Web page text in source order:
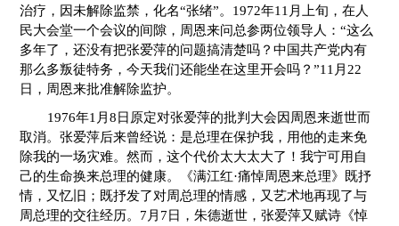
治疗，因未解除监禁，化名“张绪”。1972年11月上旬，在人
民大会堂一个会议的间隙，周恩来问总参两位领导人：“这么
多年了，还没有把张爱萍的问题搞清楚吗？中国共产党内有
那么多叛徒特务，今天我们还能坐在这里开会吗？”11月22
日，周恩来批准解除监护。
1976年1月8日原定对张爱萍的批判大会因周恩来逝世而
取消。张爱萍后来曾经说：是总理在保护我，用他的走来免
除我的一场灾难。然而，这个代价太大太大了！我宁可用自
己的生命换来总理的健康。《满江红·痛悼周恩来总理》既抒
情，又忆旧；既抒发了对周总理的情感，又艺术地再现了与
周总理的交往经历。7月7日，朱德逝世，张爱萍又赋诗《悼